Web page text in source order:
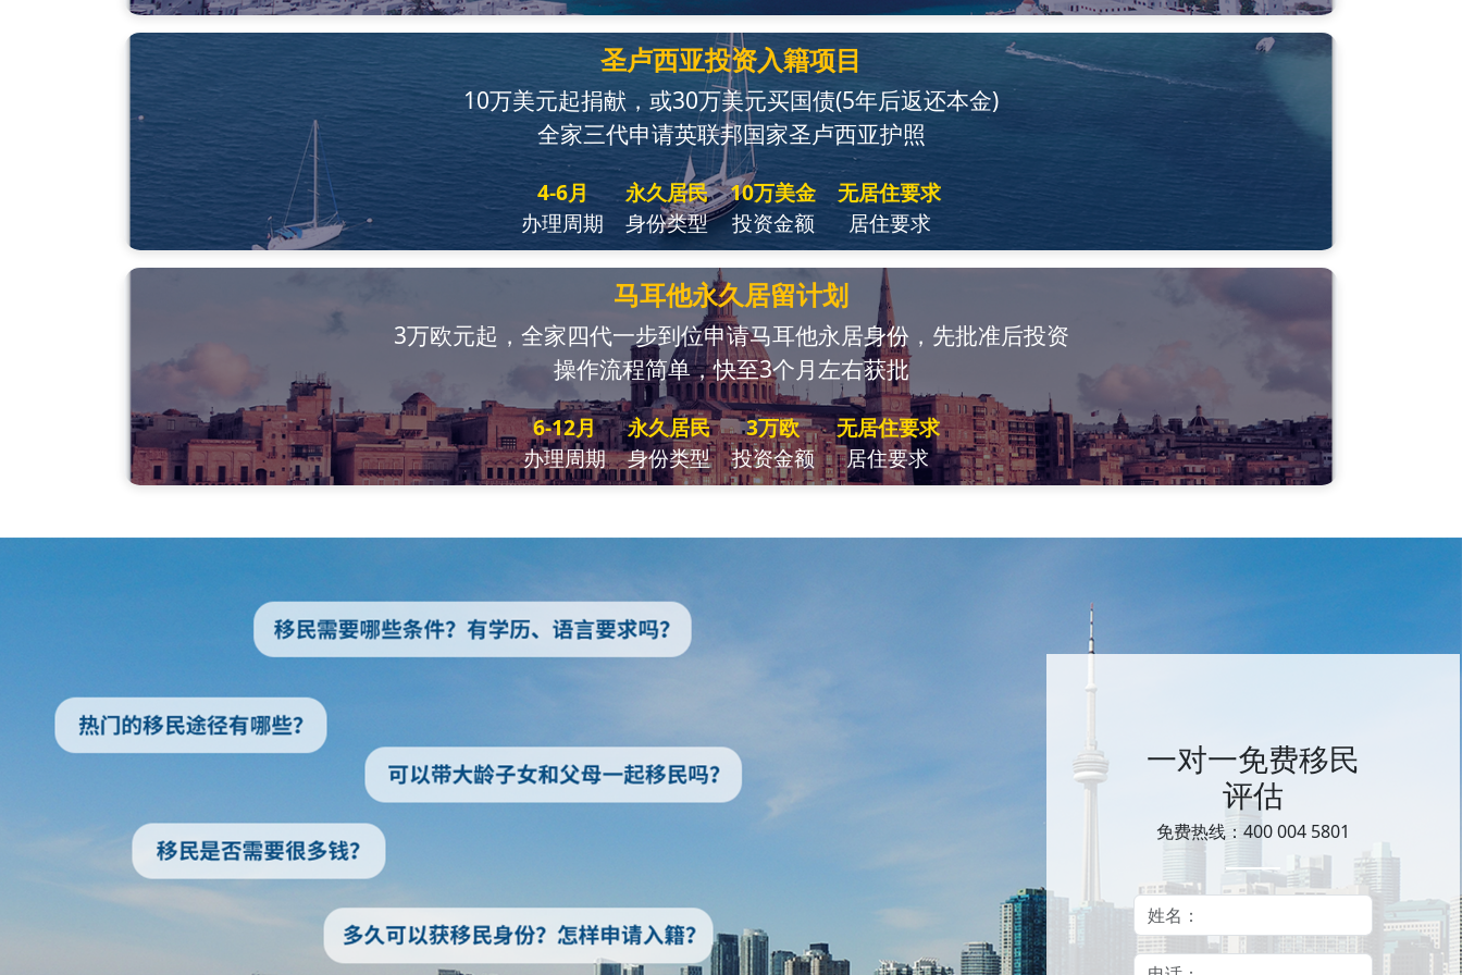
圣卢西亚投资入籍项目
10万美元起捐献，或30万美元买国债(5年后返还本金)
全家三代申请英联邦国家圣卢西亚护照
4-6月
办理周期
永久居民
身份类型
10万美金
投资金额
无居住要求
居住要求
马耳他永久居留计划
3万欧元起，全家四代一步到位申请马耳他永居身份，先批准后投资
操作流程简单，快至3个月左右获批
6-12月
办理周期
永久居民
身份类型
3万欧
投资金额
无居住要求
居住要求
一对一免费移民
评估
免费热线：400 004 5801